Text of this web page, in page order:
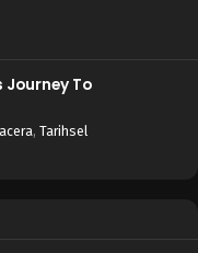
Journey To
, Tarihsel